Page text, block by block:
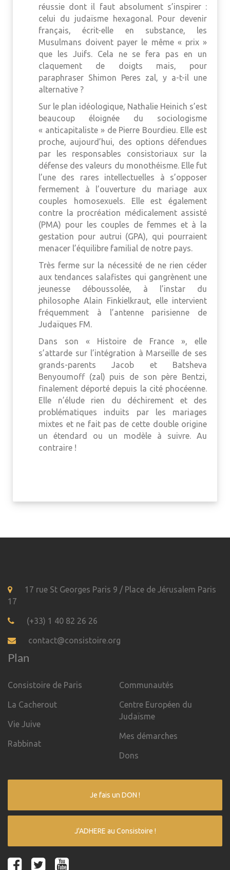
réussie dont il faut absolument s’inspirer :
celui du judaïsme hexagonal. Pour devenir
français, écrit-elle en substance, les
Musulmans doivent payer le même « prix »
que les Juifs. Cela ne se fera pas en un
claquement de doigts mais, pour
paraphraser Shimon Peres zal, y a-t-il une
alternative ?
Sur le plan idéologique, Nathalie Heinich s’est
beaucoup éloignée du sociologisme
« anticapitaliste » de Pierre Bourdieu. Elle est
proche, aujourd’hui, des options défendues
par les responsables consistoriaux sur la
défense des valeurs du monothéisme. Elle fut
l’une des rares intellectuelles à s’opposer
fermement à l’ouverture du mariage aux
couples homosexuels. Elle est également
contre la procréation médicalement assisté
(PMA) pour les couples de femmes et à la
gestation pour autrui (GPA), qui pourraient
menacer l’équilibre familial de notre pays.
Très ferme sur la nécessité de ne rien céder
aux tendances salafistes qui gangrènent une
jeunesse déboussolée, à l’instar du
philosophe Alain Finkielkraut, elle intervient
fréquemment à l’antenne parisienne de
Judaïques FM.
Dans son « Histoire de France », elle
s’attarde sur l’intégration à Marseille de ses
grands-parents Jacob et Batsheva
Benyoumoff (zal) puis de son père Bentzi,
finalement déporté depuis la cité phocéenne.
Elle n’élude rien du déchirement et des
problématiques induits par les mariages
mixtes et ne fait pas de cette double origine
un étendard ou un modèle à suivre. Au
contraire !
17 rue St Georges Paris 9 / Place de Jérusalem Paris
17
(+33) 1 40 82 26 26
contact@consistoire.org
Plan
Consistoire de Paris
La Cacherout
Vie Juive
Rabbinat
Communautés
Centre Européen du
Judaïsme
Mes démarches
Dons
Je fais un DON !
J'ADHERE au Consistoire !